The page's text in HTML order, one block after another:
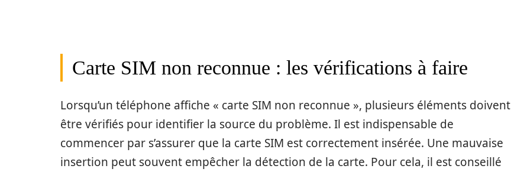
Carte SIM non reconnue : les vérifications à faire
Lorsqu’un téléphone affiche « carte SIM non reconnue », plusieurs éléments doivent
être vérifiés pour identifier la source du problème. Il est indispensable de
commencer par s’assurer que la carte SIM est correctement insérée. Une mauvaise
insertion peut souvent empêcher la détection de la carte. Pour cela, il est conseillé